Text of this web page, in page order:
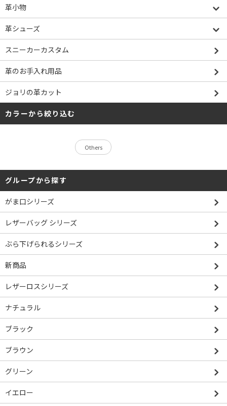
革小物
革シューズ
スニーカーカスタム
革のお手入れ用品
ジョリの革カット
カラーから絞り込む
Others
グループから探す
がま口シリーズ
レザーバッグ シリーズ
ぶら下げられるシリーズ
新商品
レザーロスシリーズ
ナチュラル
ブラック
ブラウン
グリーン
イエロー